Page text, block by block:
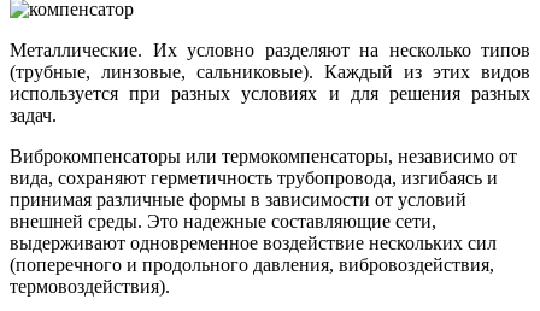
Металлические. Их условно разделяют на несколько типов
(трубные, линзовые, сальниковые). Каждый из этих видов
используется при разных условиях и для решения разных
задач.
Виброкомпенсаторы или термокомпенсаторы, независимо от
вида, сохраняют герметичность трубопровода, изгибаясь и
принимая различные формы в зависимости от условий
внешней среды. Это надежные составляющие сети,
выдерживают одновременное воздействие нескольких сил
(поперечного и продольного давления, вибровоздействия,
термовоздействия).